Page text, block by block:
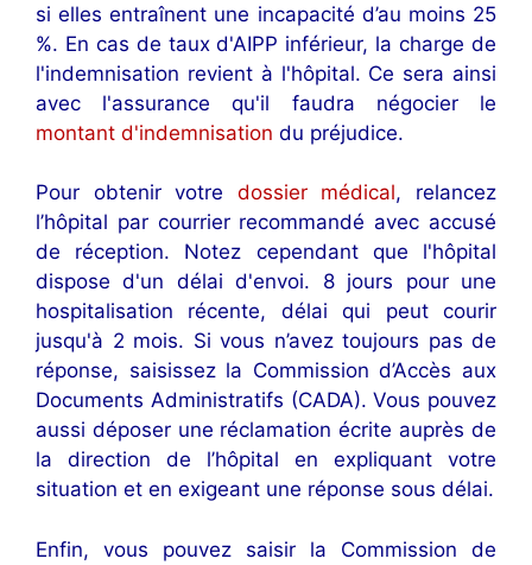
si elles entraînent une incapacité d’au moins 25
%. En cas de taux d'AIPP inférieur, la charge de
l'indemnisation revient à l'hôpital. Ce sera ainsi
avec l'assurance qu'il faudra négocier le
montant d'indemnisation du préjudice.
Pour obtenir votre dossier médical, relancez
l’hôpital par courrier recommandé avec accusé
de réception. Notez cependant que l'hôpital
dispose d'un délai d'envoi. 8 jours pour une
hospitalisation récente, délai qui peut courir
jusqu'à 2 mois. Si vous n’avez toujours pas de
réponse, saisissez la Commission d’Accès aux
Documents Administratifs (CADA). Vous pouvez
aussi déposer une réclamation écrite auprès de
la direction de l’hôpital en expliquant votre
situation et en exigeant une réponse sous délai.
Enfin, vous pouvez saisir la Commission de